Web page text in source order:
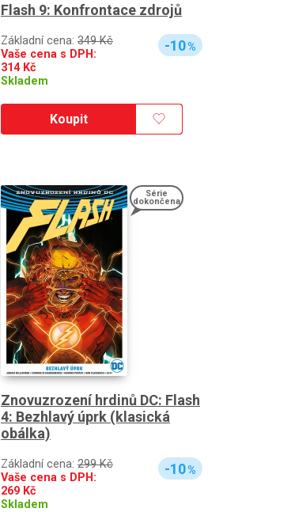
Flash 9: Konfrontace zdrojů
Základní cena: 349 Kč
Vaše cena s DPH:
314Kč
Skladem
-10%
Koupit
Série
dokončena
Znovuzrození hrdinů DC: Flash
4: Bezhlavý úprk (klasická
obálka)
Základní cena: 299 Kč
Vaše cena s DPH:
269 Kč
Skladem
-10%